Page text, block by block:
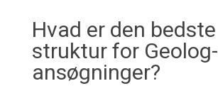
Hvad er den bedste
struktur for Geolog-
ansøgninger?